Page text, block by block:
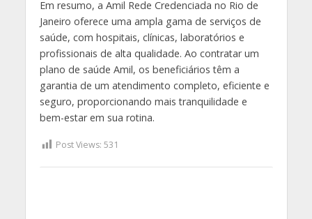
Em resumo, a Amil Rede Credenciada no Rio de
Janeiro oferece uma ampla gama de serviços de
saúde, com hospitais, clínicas, laboratórios e
profissionais de alta qualidade. Ao contratar um
plano de saúde Amil, os beneficiários têm a
garantia de um atendimento completo, eficiente e
seguro, proporcionando mais tranquilidade e
bem-estar em sua rotina.
Post Views: 531